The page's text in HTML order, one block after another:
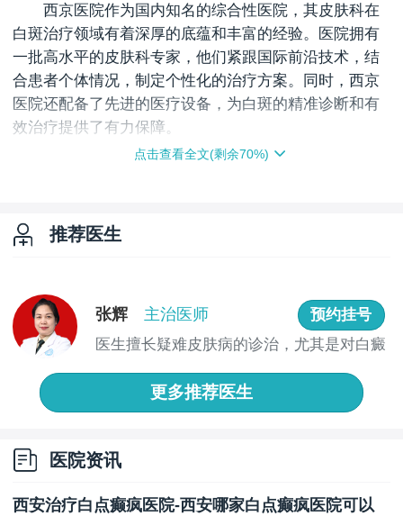
西京医院作为国内知名的综合性医院，其皮肤科在
白斑治疗领域有着深厚的底蕴和丰富的经验。医院拥有
一批高水平的皮肤科专家，他们紧跟国际前沿技术，结
合患者个体情况，制定个性化的治疗方案。同时，西京
医院还配备了先进的医疗设备，为白斑的精准诊断和有
效治疗提供了有力保障。
西安交通大学第一附属医院
影响力的科室之一。该科室在白斑的治疗上，注重科研
与临床相结合，不断探索新的治疗方法和技术。医院拥
宣教活动，提高患者对白斑疾病的认知和自我管理能
力。
西安市中心医院
西安市中心医院皮肤科在白斑治疗方面也有着不俗
方法，又结合现代医学的先进技术，为患者提供多元化
的治疗选择。医院还设有专门的白斑门诊，由资深专家
坐诊，确保患者能够得到专业、精准的诊断和治疗。
点击查看全文(剩余70%)
推荐医生
张辉 主治医师
预约挂号
医生擅长疑难皮肤病的诊治，尤其是对白癜
更多推荐医生
医院资讯
西安治疗白点癫疯医院-西安哪家白点癫疯医院可以